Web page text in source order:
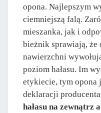
opona. Najlepszym
ciemniejszą falą.
mieszanka, jak i
bieżnik sprawiają, że
nawierzchni
poziom hałasu. Im
etykiecie, tym opona
deklaracji
hałasu na zewnątrz